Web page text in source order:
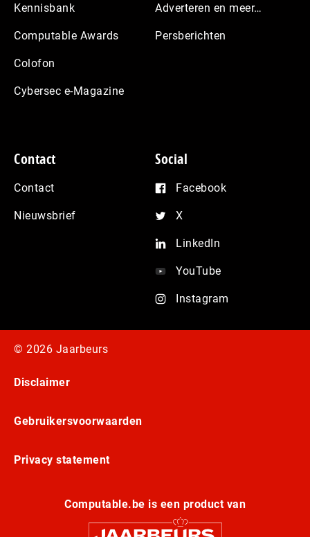
Kennisbank
Computable Awards
Colofon
Cybersec e-Magazine
Adverteren en meer…
Persberichten
Contact
Contact
Nieuwsbrief
Social
Facebook
X
LinkedIn
YouTube
Instagram
© 2026 Jaarbeurs
Disclaimer
Gebruikersvoorwaarden
Privacy statement
Computable.be is een product van